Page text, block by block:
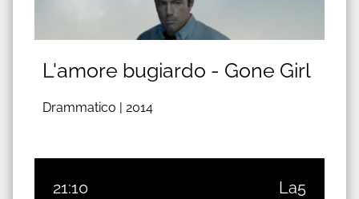
L'amore bugiardo - Gone Girl
Drammatico | 2014
21:10 La5